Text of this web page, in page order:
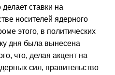
делает ставки на
носителей ядерного
этого, в политических
дня была вынесена
что, делая акцент на
сил, правительство